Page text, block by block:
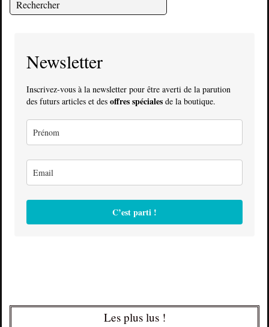
Newsletter
Inscrivez-vous à la newsletter pour être averti de la parution
des futurs articles et des offres spéciales de la boutique.
C’est parti !
Les plus lus !